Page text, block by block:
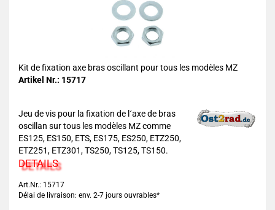
Kit de fixation axe bras oscillant pour tous les modèles MZ
Artikel Nr.: 15717
Jeu de vis pour la fixation de l´axe de bras
oscillan sur tous les modèles MZ comme
ES125, ES150, ETS, ES175, ES250, ETZ250,
ETZ251, ETZ301, TS250, TS125, TS150.
DETAILS
Art.Nr.: 15717
Délai de livraison: env. 2-7 jours ouvrables*